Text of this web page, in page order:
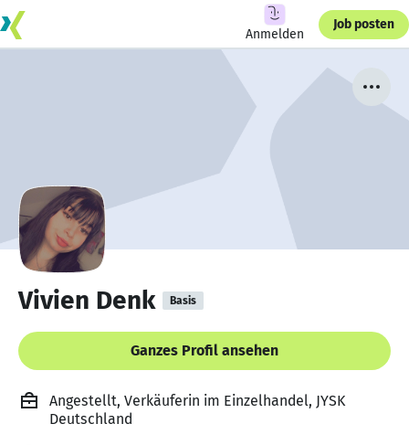
Anmelden
Job posten
Vivien Denk Basis
Ganzes Profil ansehen
Angestellt, Verkäuferin im Einzelhandel, JYSK
Deutschland